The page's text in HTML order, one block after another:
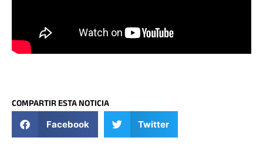
COMPARTIR ESTA NOTICIA
Facebook Twitter